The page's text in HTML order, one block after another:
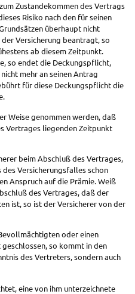
Zustandekommen des Vertrags
Risiko nach den für seinen
überhaupt nicht
Versicherung beantragt, so
ab diesem Zeitpunkt.
so endet die Deckungspflicht,
mehr an seinen Antrag
für diese Deckungspflicht die
Weise genommen werden, daß
Vertrages liegenden Zeitpunkt
beim Abschluß des Vertrages,
Versicherungsfalles schon
Anspruch auf die Prämie. Weiß
des Vertrages, daß der
ist, so ist der Versicherer von der
oder einen
so kommt in den
des Vertreters, sondern auch
eine von ihm unterzeichnete